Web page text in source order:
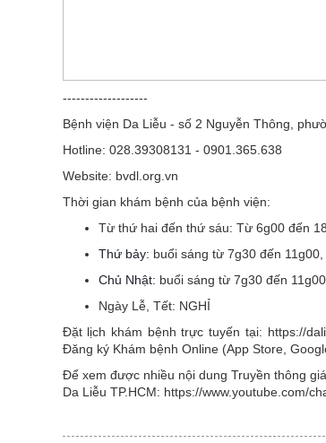
-------------------
Bệnh viện Da Liễu - số 2 Nguyễn Thông,
Hotline: 028.39308131 - 0901.365.638
Website: bvdl.org.vn
Thời gian khám bệnh của bệnh viện:
Từ thứ hai đến thứ sáu: Từ 6g00 đến
Thứ bảy: buổi sáng từ 7g30 đến
Chủ Nhật: buổi sáng từ 7g30 đến
Ngày Lễ, Tết: NGHỈ
Đặt lịch khám bệnh trực tuyến tại: https://
Đăng ký Khám bệnh Online (App Store,
Để xem được nhiều nội dung Truyền thông
Da Liễu TP.HCM: https://www.youtube.com/